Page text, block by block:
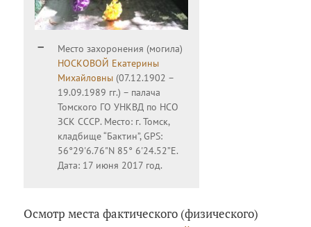
Место захоронения (могила)
НОСКОВОЙ Екатерины
Михайловны (07.12.1902 –
19.09.1989 гг.) – палача
Томского ГО УНКВД по НСО
ЗСК СССР. Место: г. Томск,
кладбище “Бактин”, GPS:
56°29'6.76"N 85° 6'24.52”E.
Дата: 17 июня 2017 год.
Осмотр места фактического (физического)